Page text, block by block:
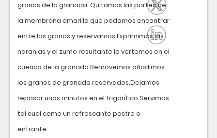
granos de la granada. Quitamos las partes de
la membrana amarilla que podamos encontrar
entre los granos y reservamos.Exprimimos las
naranjas y el zumo resultante lo vertemos en el
cuenco de la granada.Removemos añadimos
los granos de granada reservados.Dejamos
reposar unos minutos en el frigorífico.Servimos
tal cual como un refrescante postre o
entrante.